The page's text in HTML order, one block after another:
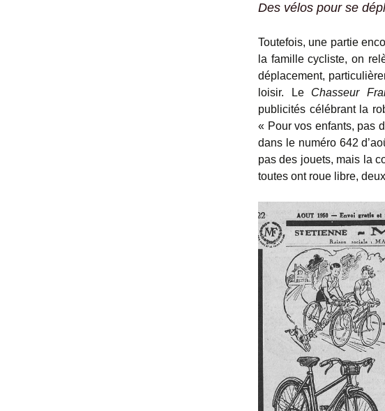
Des vélos pour se
Toutefois, une partie
la famille cycliste, on
déplacement,
loisir. Le Chasseur
publicités célébrant la
« Pour vos enfants, pas
dans le numéro 642
pas des jouets, mais la
toutes ont roue libre,